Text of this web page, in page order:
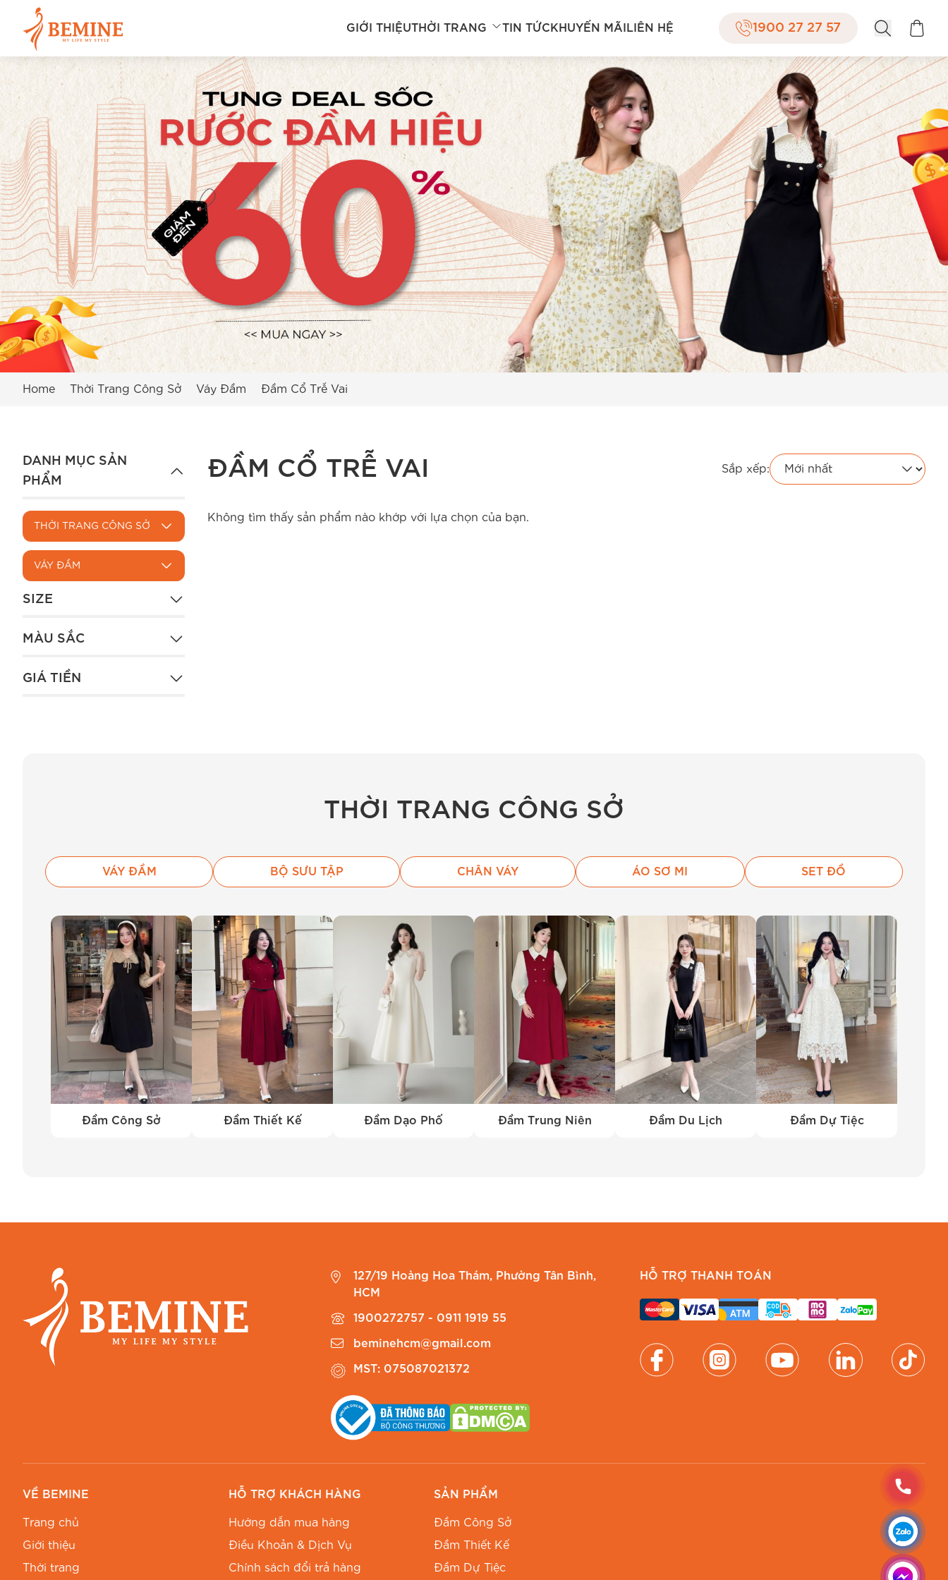
GIỚI THIỆUTHỜI TRANG TIN TỨC KHUYẾN MÃI LIÊN HỆ 1900 27 27 57
Home Thời Trang Công Sở Váy Đầm Đầm Cổ Trễ Vai
DANH MỤC SẢN
PHẨM
THỜI TRANG CÔNG SỞ
VÁY ĐẦM
SIZE
MÀU SẮC
GIÁ TIỀN
ĐẦM CỔ TRỄ VAI Sắp xếp:
Không tìm thấy sản phẩm nào khớp với lựa chọn của bạn.
THỜI TRANG CÔNG SỞ
VÁY ĐẦM BỘ SƯU TẬP CHÂN VÁY ÁO SƠ MI SET ĐỒ
Đầm Công Sở Đầm Thiết Kế Đầm Dạo Phố Đầm Trung Niên Đầm Du Lịch Đầm Dự Tiệc
127/19 Hoàng Hoa Thám, Phường Tân Bình,
HCM
1900272757 - 0911 1919 55
beminehcm@gmail.com
MST: 075087021372
HỖ TRỢ THANH TOÁN
VỀ BEMINE
Trang chủ
Giới thiệu
Thời trang
HỖ TRỢ KHÁCH HÀNG
Hướng dẫn mua hàng
Điều Khoản & Dịch Vụ
Chính sách đổi trả hàng
SẢN PHẨM
Đầm Công Sở
Đầm Thiết Kế
Đầm Dự Tiệc